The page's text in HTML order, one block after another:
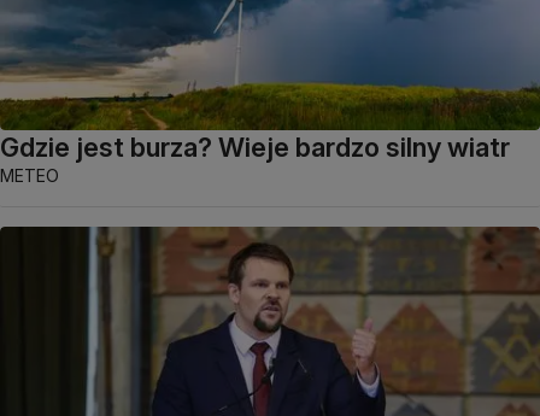
Gdzie jest burza? Wieje bardzo silny wiatr
METEO